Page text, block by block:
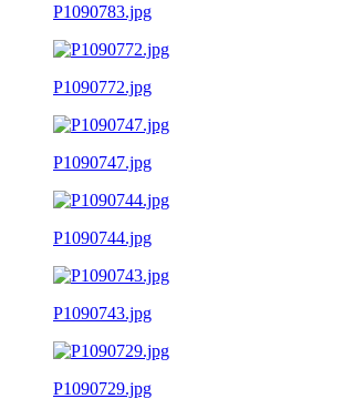
P1090783.jpg
P1090772.jpg
P1090747.jpg
P1090744.jpg
P1090743.jpg
P1090729.jpg